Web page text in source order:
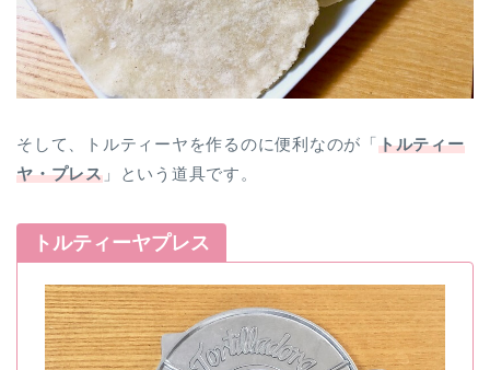
そして、トルティーヤを作るのに便利なのが「トルティー
ヤ・プレス」という道具です。
トルティーヤプレス